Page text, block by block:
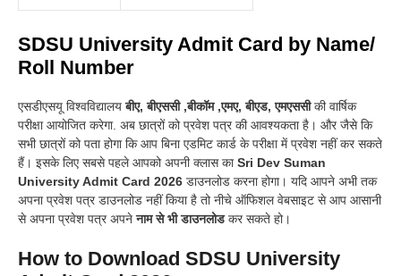
SDSU University Admit Card by Name/
Roll Number
एसडीएसयू विश्वविद्यालयबीए, बीएससी ,बीकॉम ,एमए, बीएड, एमएससीकी वार्षिक
परीक्षा आयोजित करेगा. अब छात्रों को प्रवेश पत्र की आवश्यकता है। और जैसे कि
सभी छात्रों को पता होगा कि आप बिना एडमिट कार्ड के परीक्षा में प्रवेश नहीं कर सकते
हैं। इसके लिए सबसे पहले आपको अपनी क्लास काSri Dev Suman
University Admit Card 2026 डाउनलोड करना होगा। यदि आपने अभी तक
अपना प्रवेश पत्र डाउनलोड नहीं किया है तो नीचे ऑफिशल वेबसाइट से आप आसानी
से अपना प्रवेश पत्र अपनेनाम से भी डाउनलोडकर सकते हो।
How to Download SDSU University